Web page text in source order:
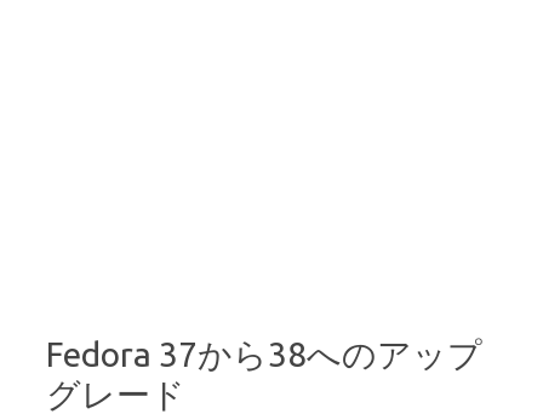
Fedora 37から38へのアップ
グレード